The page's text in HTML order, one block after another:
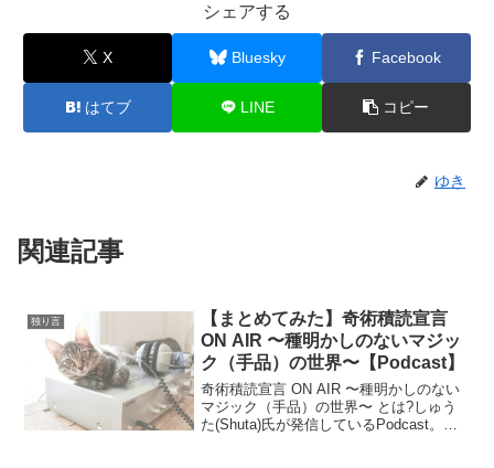
シェアする
X Bluesky Facebook
はてブ LINE コピー
ゆき
関連記事
独り言
【まとめてみた】奇術積読宣言
ON AIR 〜種明かしのないマジッ
ク（手品）の世界〜【Podcast】
奇術積読宣言 ON AIR 〜種明かしのない
マジック（手品）の世界〜 とは?しゅう
た(Shuta)氏が発信しているPodcast。ゆ